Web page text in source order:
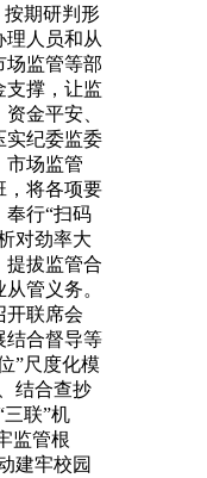
按期研判形
理人员和从
场监管等部
支撑，让监
金平安、
实纪委监委
市场监管
，将各项要
奉行“扫码
对劲率大
提拔监管合
管义务。
开联席会
结合督导等
”尺度化模
结合查抄
联”机
监管根
建牢校园